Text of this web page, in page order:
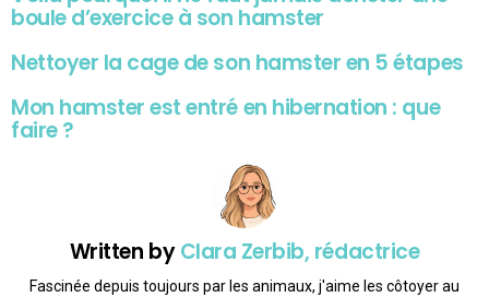
boule d’exercice à son hamster
Nettoyer la cage de son hamster en 5 étapes
Mon hamster est entré en hibernation : que
faire ?
Written byClara Zerbib, rédactrice
Fascinée depuis toujours par les animaux, j'aime les côtoyer au